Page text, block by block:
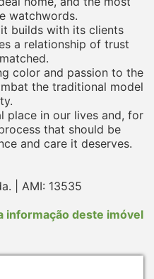
watchwords.
builds with its clients
a relationship of trust
color and passion to the
the traditional model
place in our lives and, for
that should be
and care it deserves.
| AMI: 13535
informação deste imóvel